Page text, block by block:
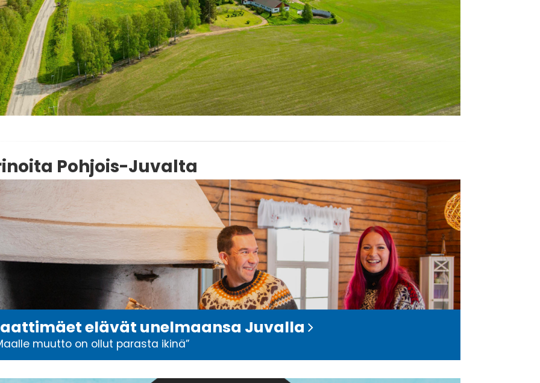
Pohjois-Juvalta
elävät unelmaansa Juvalla
muutto on ollut parasta ikinä”